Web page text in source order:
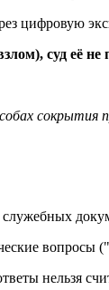
цифровую
суд её не
служебных
вопросы
нельзя